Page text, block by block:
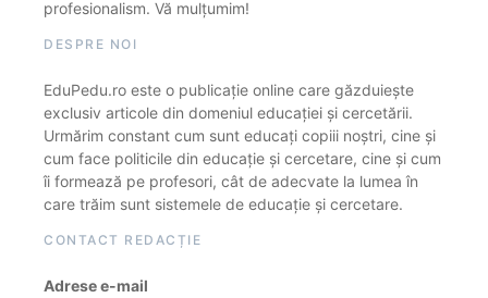
profesionalism. Vă mulțumim!
DESPRE NOI
EduPedu.ro este o publicație online care găzduiește
exclusiv articole din domeniul educației și cercetării.
Urmărim constant cum sunt educați copiii noștri, cine și
cum face politicile din educație și cercetare, cine și cum
îi formează pe profesori, cât de adecvate la lumea în
care trăim sunt sistemele de educație și cercetare.
CONTACT REDACȚIE
Adrese e-mail